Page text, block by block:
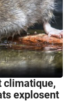
climatique,
explosent